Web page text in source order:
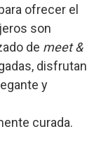
ofrecer el
son
de meet &
disfrutan
y
curada.